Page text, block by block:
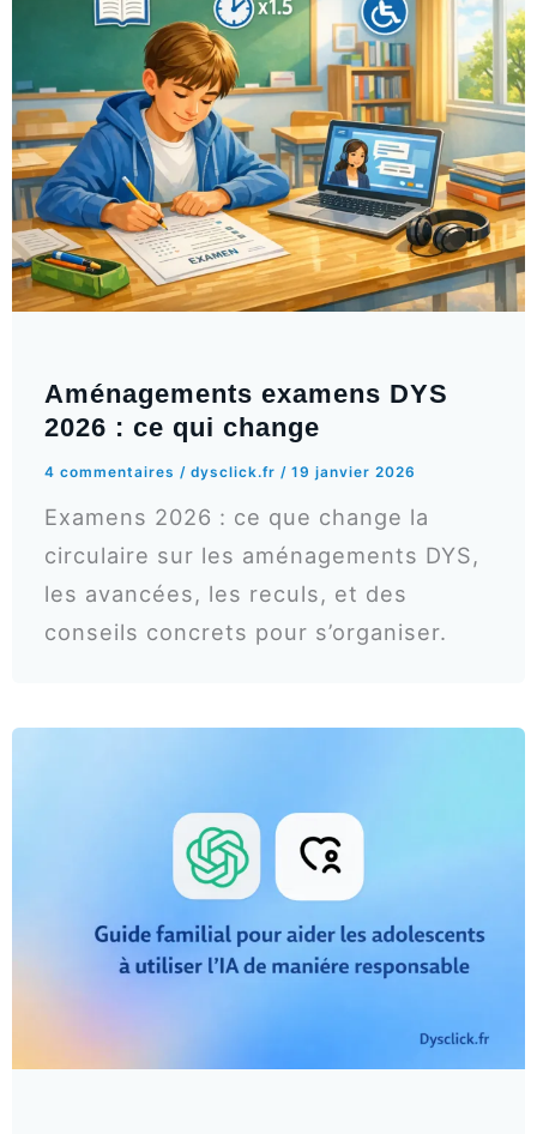
Aménagements examens DYS
2026 : ce qui change
4 commentaires /dysclick.fr/19 janvier 2026
Examens 2026 : ce que change la
circulaire sur les aménagements DYS,
les avancées, les reculs, et des
conseils concrets pour s’organiser.